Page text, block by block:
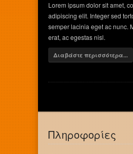
Lorem ipsum dolor sit amet,
adipiscing elit. Integer sed
semper lacinia eget ac nunc.
erat, ac egestas nisl.
Διαβάστε περισσότερα...
Πληροφορίες